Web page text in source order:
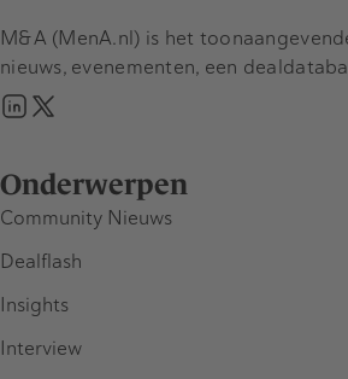
Onderwerpen
Community Nieuws
Dealflash
Insights
Interview
M&A (MenA.nl) is het
nieuws, evenementen, een